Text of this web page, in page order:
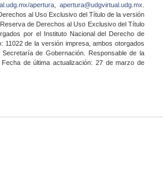
apertura apertura@udgvirtual.udg.mx
al Uso Exclusivo del Título de la versión
de Derechos al Uso Exclusivo del Título
por el Instituto Nacional del Derecho de
11022 de la versión impresa, ambos otorgados
de Gobernación. Responsable de la
de última actualización: 27 de marzo de